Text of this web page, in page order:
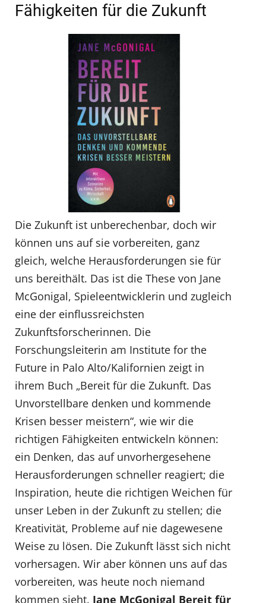
Fähigkeiten für die Zukunft
Die Zukunft ist unberechenbar, doch wir
können uns auf sie vorbereiten, ganz
gleich, welche Herausforderungen sie für
uns bereithält. Das ist die These von Jane
McGonigal, Spieleentwicklerin und zugleich
eine der einflussreichsten
Zukunftsforscherinnen. Die
Forschungsleiterin am Institute for the
Future in Palo Alto/Kalifornien zeigt in
ihrem Buch „Bereit für die Zukunft. Das
Unvorstellbare denken und kommende
Krisen besser meistern“, wie wir die
richtigen Fähigkeiten entwickeln können:
ein Denken, das auf unvorhergesehene
Herausforderungen schneller reagiert; die
Inspiration, heute die richtigen Weichen für
unser Leben in der Zukunft zu stellen; die
Kreativität, Probleme auf nie dagewesene
Weise zu lösen. Die Zukunft lässt sich nicht
vorhersagen. Wir aber können uns auf das
vorbereiten, was heute noch niemand
kommen sieht. Jane McGonigal Bereit für